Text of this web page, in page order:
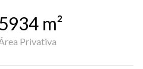
5934 m²
Privativa